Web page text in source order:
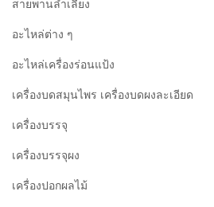
สายพานลำเลียง
อะไหล่ต่าง ๆ
อะไหล่เครื่องร่อนแป้ง
เครื่องบดสมุนไพร เครื่องบดผงละเอียด
เครื่องบรรจุ
เครื่องบรรจุผง
เครื่องปอกผลไม้